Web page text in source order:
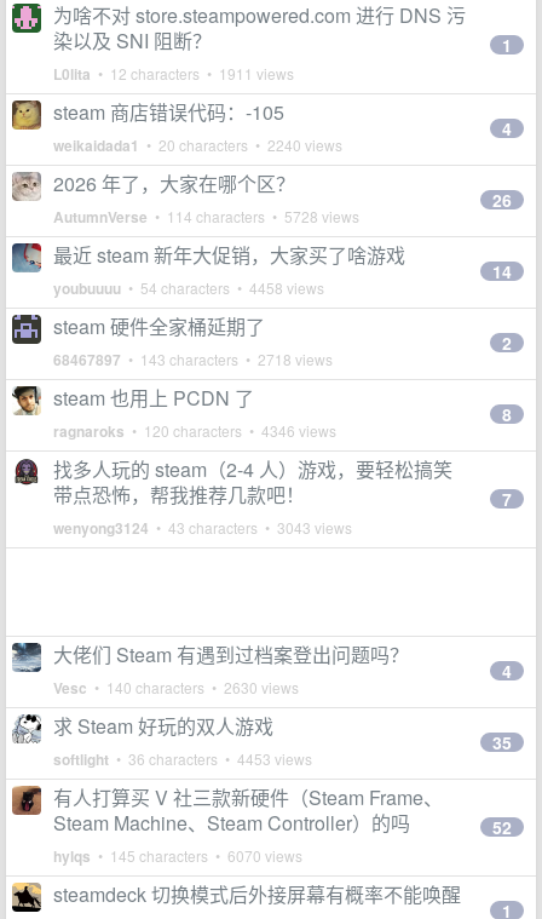
为啥不对 store.steampowered.com 进行 DNS 污
染以及 SNI 阻断？
L0lita • 12 characters • 1911 views
1
steam 商店错误代码：-105
weikaidada1 • 20 characters • 2240 views
4
2026 年了，大家在哪个区？
AutumnVerse • 114 characters • 5728 views
26
最近 steam 新年大促销，大家买了啥游戏
youbuuuu • 54 characters • 4458 views
14
steam 硬件全家桶延期了
68467897 • 143 characters • 2718 views
2
steam 也用上 PCDN 了
ragnaroks • 120 characters • 4346 views
8
找多人玩的 steam（2-4 人）游戏，要轻松搞笑
带点恐怖，帮我推荐几款吧！
wenyong3124 • 43 characters • 3043 views
7
大佬们 Steam 有遇到过档案登出问题吗？
Vesc • 140 characters • 2630 views
4
求 Steam 好玩的双人游戏
softlight • 36 characters • 4453 views
35
有人打算买 V 社三款新硬件（Steam Frame、
Steam Machine、Steam Controller）的吗
hylqs • 145 characters • 6070 views
52
steamdeck 切换模式后外接屏幕有概率不能唤醒
1